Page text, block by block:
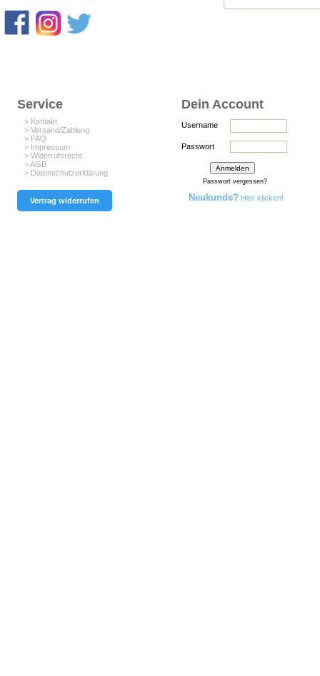
Service
> Kontakt
> Versand/Zahlung
> FAQ
> Impressum
> Widerrufsrecht
> AGB
> Datenschutzerklärung
Vertrag widerrufen
Dein Account
Username
Passwort
Passwort vergessen?
Neukunde? Hier klicken!